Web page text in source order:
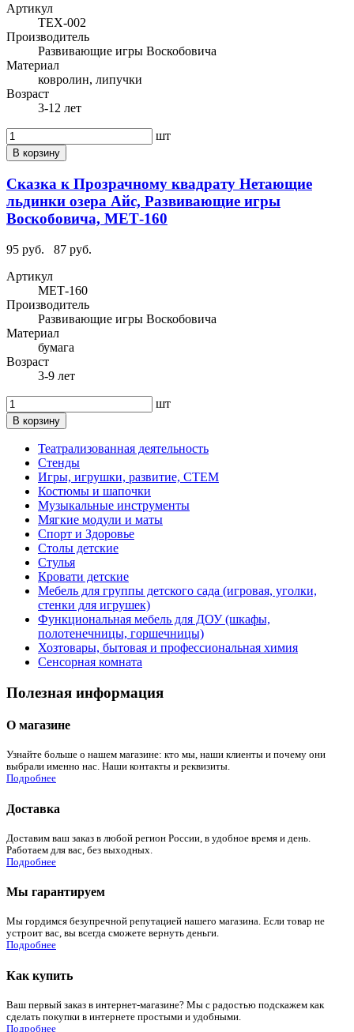
Артикул
ТЕХ-002
Производитель
Развивающие игры Воскобовича
Материал
ковролин, липучки
Возраст
3-12 лет
шт
В корзину
Сказка к Прозрачному квадрату Нетающие
льдинки озера Айс, Развивающие игры
Воскобовича, МЕТ-160
95 руб.
87 руб.
Артикул
МЕТ-160
Производитель
Развивающие игры Воскобовича
Материал
бумага
Возраст
3-9 лет
шт
В корзину
Театрализованная деятельность
Стенды
Игры, игрушки, развитие, СТЕМ
Костюмы и шапочки
Музыкальные инструменты
Мягкие модули и маты
Спорт и Здоровье
Столы детские
Стулья
Кровати детские
Мебель для группы детского сада (игровая, уголки,
стенки для игрушек)
Функциональная мебель для ДОУ (шкафы,
полотенечницы, горшечницы)
Хозтовары, бытовая и профессиональная химия
Сенсорная комната
Полезная информация
О магазине
Узнайте больше о нашем магазине: кто мы, наши клиенты и почему они
выбрали именно нас. Наши контакты и реквизиты.
Подробнее
Доставка
Доставим ваш заказ в любой регион России, в удобное время и день.
Работаем для вас, без выходных.
Подробнее
Мы гарантируем
Мы гордимся безупречной репутацией нашего магазина. Если товар не
устроит вас, вы всегда сможете вернуть деньги.
Подробнее
Как купить
Ваш первый заказ в интернет-магазине? Мы с радостью подскажем как
сделать покупки в интернете простыми и удобными.
Подробнее